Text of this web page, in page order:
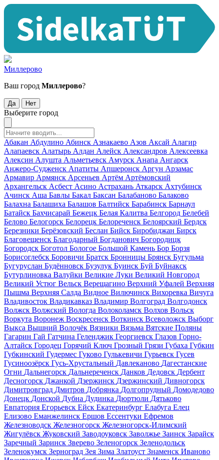
Миллерово
Ваш город Миллерово?
Да Нет
Выберите город
Абакан Абдулино Абинск Азнакаево Азов Аксай Алагир
Алапаевск Алатырь Алдан Алейск Александров Алексеевка
Алексин Алушта Альметьевск Амурск Анапа Ангарск
Анжеро-Судженск Апатиты Апшеронск Аргун Арзамас
Армавир Армянск Арсеньев Артём Артёмовский
Архангельск Асбест Асино Астрахань Аткарск Ахтубинск
Ачинск Аша Бавлы Бакал Баксан Балабаново Балаково
Балахна Балашиха Балашов Балтийск Барабинск Барнаул
Батайск Бахчисарай Бежецк Белая Калитва Белгород Белебей
Белово Белогорск Белорецк Белореченск Белоярский Бердск
Березники Берёзовский Беслан Бийск Биробиджан Бирск
Благовещенск Благодарный Богданович Богородицк
Богородск Боготол Бологое Большой Камень Бор Борзя
Борисоглебск Боровичи Братск Бронницы Брянск Бугульма
Бугуруслан Будённовск Бузулук Буинск Буй Буйнакск
Бутурлиновка Валуйки Великие Луки Великий Новгород
Великий Устюг Вельск Верещагино Верхний Уфалей Верхняя
Пышма Верхняя Салда Видное Вилючинск Вихоревка Вичуга
Владивосток Владикавказ Владимир Волгоград Волгодонск
Волжск Волжский Вологда Волоколамск Волхов Вольск
Воркута Воронеж Воскресенск Воткинск Всеволожск Выборг
Выкса Вышний Волочёк Вязники Вязьма Вятские Поляны
Гагарин Гай Гатчина Геленджик Георгиевск Глазов Горно-
Алтайск Городец Горячий Ключ Грозный Грязи Губаха Губкин
Губкинский Гудермес Гуково Гулькевичи Гурьевск Гусев
Гусиноозёрск Гусь-Хрустальный Давлеканово Дагестанские
Огни Дальнегорск Дальнереченск Данков Дедовск Дербент
Десногорск Джанкой Дзержинск Дзержинский Дивногорск
Димитровград Дмитров Добрянка Долгопрудный Домодедово
Донецк Донской Дубна Дудинка Дюртюли Дятьково
Евпатория Егорьевск Ейск Екатеринбург Елабуга Елец
Елизово Еманжелинск Ершов Ессентуки Ефремов
Железноводск Железногорск Железногорск-Илимский
Жигулёвск Жуковский Заводоуковск Заволжье Заинск Зарайск
Заречный Заринск Зверево Зеленогорск Зеленодольск
Зеленокумск Зерноград Зея Зима Златоуст Знаменск Иваново